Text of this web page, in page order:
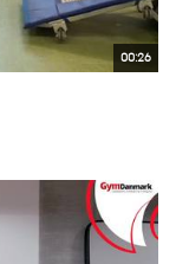
00:26